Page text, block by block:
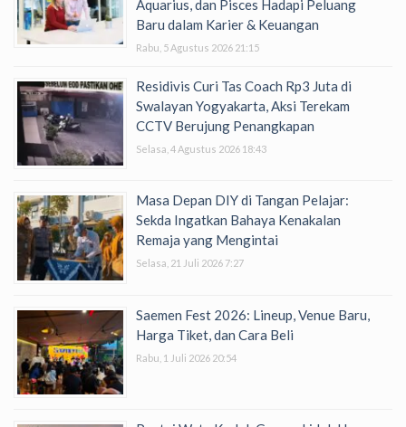
Aquarius, dan Pisces Hadapi Peluang
Baru dalam Karier & Keuangan
Rabu, 5 Agustus 2026 21:15
Residivis Curi Tas Coach Rp3 Juta di
Swalayan Yogyakarta, Aksi Terekam
CCTV Berujung Penangkapan
Selasa, 4 Agustus 2026 18:43
Masa Depan DIY di Tangan Pelajar:
Sekda Ingatkan Bahaya Kenakalan
Remaja yang Mengintai
Selasa, 21 Juli 2026 7:27
Saemen Fest 2026: Lineup, Venue Baru,
Harga Tiket, dan Cara Beli
Rabu, 1 Juli 2026 20:54